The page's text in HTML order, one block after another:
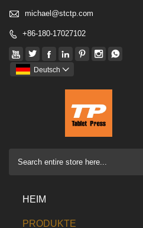
 michael@stctp.com
 +86-180-17027102
     

Deutsch 
HEIM
PRODUKTE